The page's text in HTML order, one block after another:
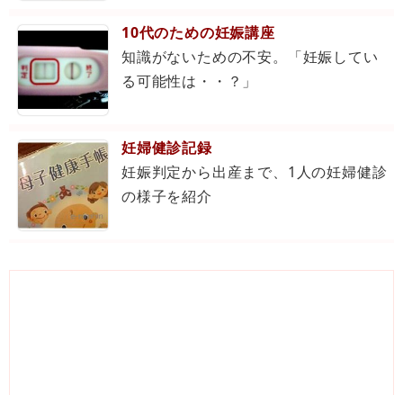
10代のための妊娠講座
知識がないための不安。「妊娠してい
る可能性は・・？」
妊婦健診記録
妊娠判定から出産まで、1人の妊婦健診
の様子を紹介